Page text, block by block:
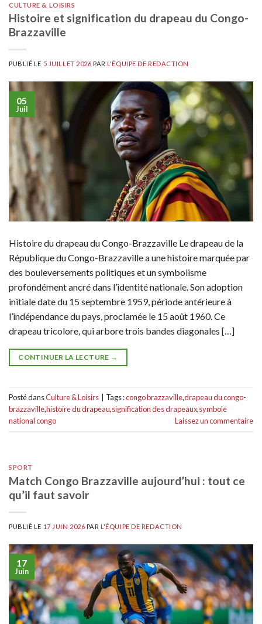
CULTURE & LOISIRS
Histoire et signification du drapeau du Congo-
Brazzaville
PUBLIÉ LE 5 JUILLET 2026 PARL'ÉQUIPE DE REDACTION
05
Juil
Histoire du drapeau du Congo-Brazzaville Le drapeau de la
République du Congo-Brazzaville a une histoire marquée par
des bouleversements politiques et un symbolisme
profondément ancré dans l’identité nationale. Son adoption
initiale date du 15 septembre 1959, période antérieure à
l’indépendance du pays, proclamée le 15 août 1960. Ce
drapeau tricolore, qui arbore trois bandes diagonales […]
CONTINUER LA LECTURE →
Posté dansCulture & Loisirs Tags :congo brazzaville,drapeau du congo-
brazzaville,histoire du drapeau,signification des drapeaux,symbole
national congo
Laissez un commentaire
SPORT
Match Congo Brazzaville aujourd’hui : tout ce
qu’il faut savoir
PUBLIÉ LE 17 JUIN 2026 PARL'ÉQUIPE DE REDACTION
17
Juin